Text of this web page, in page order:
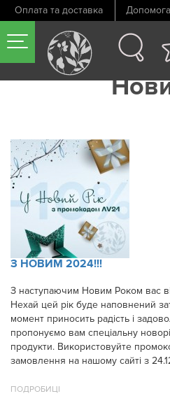
Оплата та доставка Допомога
З НОВИМ 2024!!!
З наступаючим Новим Роком вас
Нехай цей рік буде наповнений
момент приносить радість і
пропонуємо вам спеціальну
продукти. Використовуйте
замовлення на нашому сайті з
ПОДРОБИЦІ